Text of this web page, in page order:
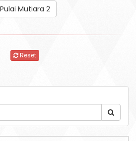
Pulai Mutiara 2
Reset